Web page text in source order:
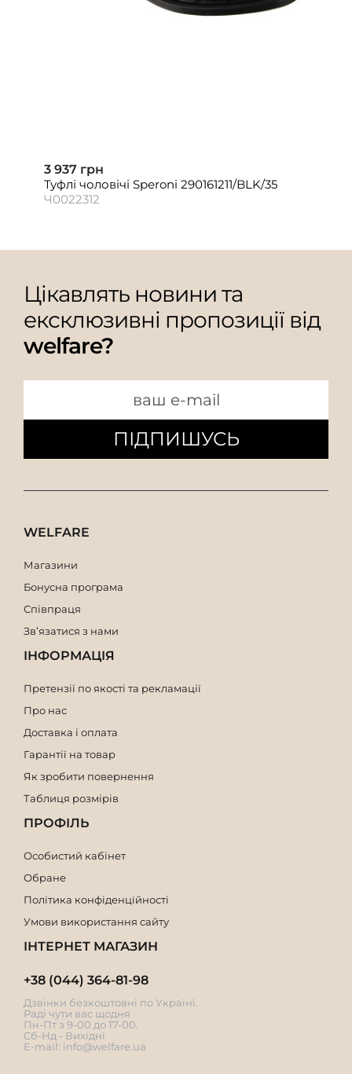
3 937 грн
Туфлі чоловічі Speroni 290161211/BLK/35
Ч0022312
Цікавлять новини та
ексклюзивні пропозиції від
welfare?
ПІДПИШУСЬ
WELFARE
Магазини
Бонусна програма
Співпраця
Зв’язатися з нами
ІНФОРМАЦІЯ
Претензії по якості та рекламації
Про нас
Доставка і оплата
Гарантії на товар
Як зробити повернення
Таблиця розмірів
ПРОФІЛЬ
Особистий кабінет
Обране
Політика конфіденційності
Умови використання сайту
ІНТЕРНЕТ МАГАЗИН
+38 (044) 364-81-98
Дзвінки безкоштовні по Україні.
Раді чути вас щодня
Пн-Пт з 9-00 до 17-00.
Сб-Нд - Вихідні
E-mail: info@welfare.ua